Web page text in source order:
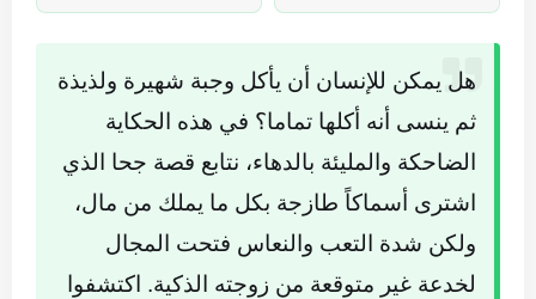
هل يمكن للإنسان أن يأكل وجبة شهيرة ولذيذة
ثم ينسى أنه أكلها تماما؟ في هذه الحكاية
الضاحكة والمليئة بالدهاء، نتابع قصة جحا الذي
اشترى أسماكاً طازجة بكل ما يملك من مال،
ولكن شدة التعب والنعاس فتحت المجال
لخدعة غير متوقعة من زوجته الذكية. اكتشفوا